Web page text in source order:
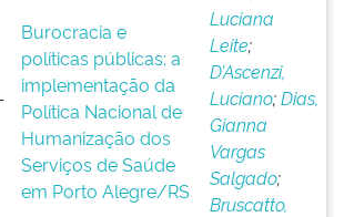
Burocracia e
políticas públicas: a
implementação da
Política Nacional de
Humanização dos
Serviços de Saúde
em Porto Alegre/RS
Luciana
Leite;
D’Ascenzi,
Luciano;Dias,
Gianna
Vargas
Salgado;
Bruscatto,